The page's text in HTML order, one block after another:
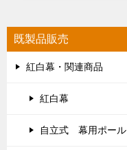
既製品販売
紅白幕・関連商品
紅白幕
自立式 幕用ポール